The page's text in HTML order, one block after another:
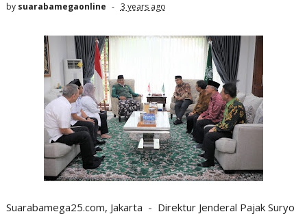
by suarabamegaonline 3 years ago
Suarabamega25.com, Jakarta - Direktur Jenderal Pajak Suryo